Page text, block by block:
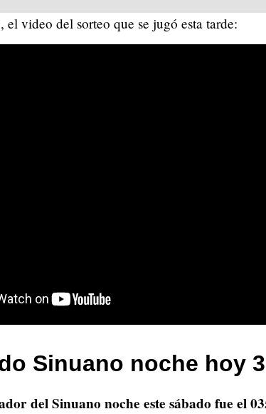
video del sorteo que se jugó esta tarde:
Sinuano noche hoy
del Sinuano noche este sábado fue el